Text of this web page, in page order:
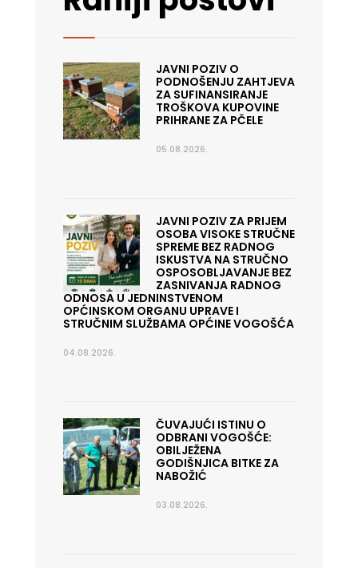
JAVNI POZIV O
PODNOŠENJU ZAHTJEVA
ZA SUFINANSIRANJE
TROŠKOVA KUPOVINE
PRIHRANE ZA PČELE
05.08.2026.
JAVNI POZIV ZA PRIJEM
OSOBA VISOKE STRUČNE
SPREME BEZ RADNOG
ISKUSTVA NA STRUČNO
OSPOSOBLJAVANJE BEZ
ZASNIVANJA RADNOG
ODNOSA U JEDNINSTVENOM
OPĆINSKOM ORGANU UPRAVE I
STRUČNIM SLUŽBAMA OPĆINE VOGOŠĆA
04.08.2026.
ČUVAJUĆI ISTINU O
ODBRANI VOGOŠĆE:
OBILJEŽENA
GODIŠNJICA BITKE ZA
NABOŽIĆ
03.08.2026.